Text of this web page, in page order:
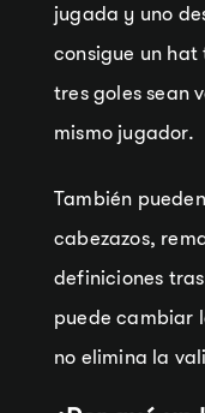
jugada y uno
consigue un hat
tres goles sean
mismo jugador.
También
cabezazos,
definiciones
puede cambiar
no elimina la